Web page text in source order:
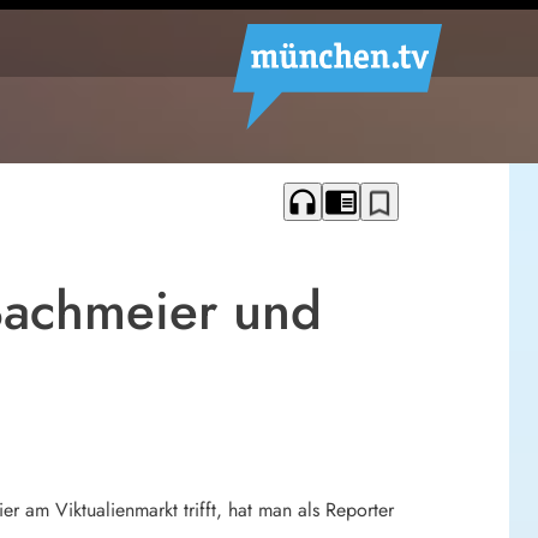
headphones chrome_reader_mode bookmark_border
und
am Viktualienmarkt trifft, hat man als Reporter